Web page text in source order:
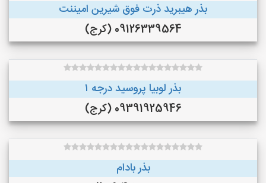
بذر هیبرید ذرت فوق شیرین امیننت
09126339564 (کرج)
بذر لوبیا پروسید درجه ۱
09391925946 (کرج)
بذر بادام